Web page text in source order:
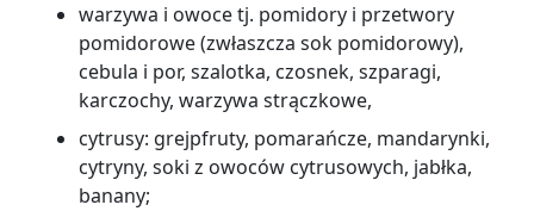
warzywa i owoce tj. pomidory i przetwory
pomidorowe (zwłaszcza sok pomidorowy),
cebula i por, szalotka, czosnek, szparagi,
karczochy, warzywa strączkowe,
cytrusy: grejpfruty, pomarańcze, mandarynki,
cytryny, soki z owoców cytrusowych, jabłka,
banany;